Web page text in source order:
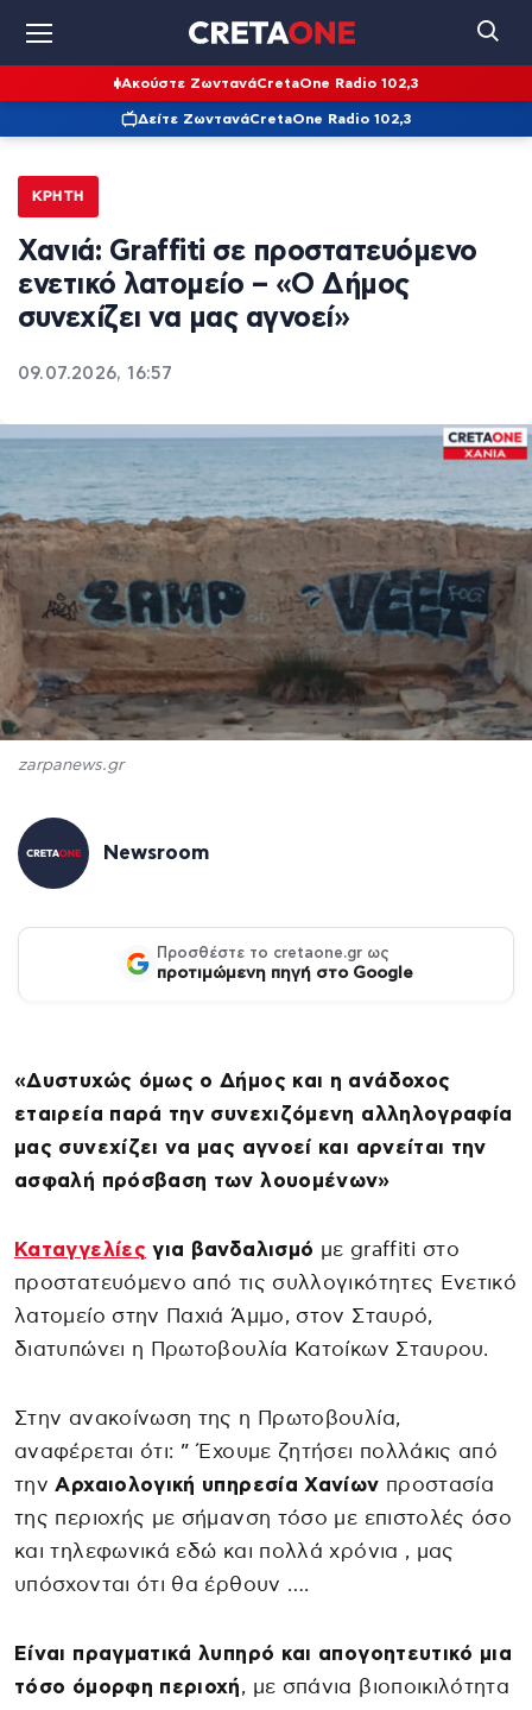
Ακούστε ΖωντανάCretaOne Radio 102,3
Δείτε ΖωντανάCretaOne Radio 102,3
ΚΡΉΤΗ
Χανιά: Graffiti σε προστατευόμενο
ενετικό λατομείο – «Ο Δήμος
συνεχίζει να μας αγνοεί»
09.07.2026, 16:57
zarpanews.gr
Newsroom
Προσθέστε το cretaone.gr ως
προτιμώμενη πηγή στο Google
«Δυστυχώς όμως ο Δήμος και η ανάδοχος
εταιρεία παρά την συνεχιζόμενη αλληλογραφία
μας συνεχίζει να μας αγνοεί και αρνείται την
ασφαλή πρόσβαση των λουομένων»
Καταγγελίεςγια βανδαλισμό με graffiti στο
προστατευόμενο από τις συλλογικότητες Ενετικό
λατομείο στην Παχιά Άμμο, στον Σταυρό,
διατυπώνει η Πρωτοβουλία Κατοίκων Σταυρου.
Στην ανακοίνωση της η Πρωτοβουλία,
αναφέρεται ότι: ” Έχουμε ζητήσει πολλάκις από
τηνΑρχαιολογική υπηρεσία Χανίων προστασία
της περιοχής με σήμανση τόσο με επιστολές όσο
και τηλεφωνικά εδώ και πολλά χρόνια , μας
υπόσχονται ότι θα έρθουν ….
Είναι πραγματικά λυπηρό και απογοητευτικό μια
τόσο όμορφη περιοχή, με σπάνια βιοποικιλότητα